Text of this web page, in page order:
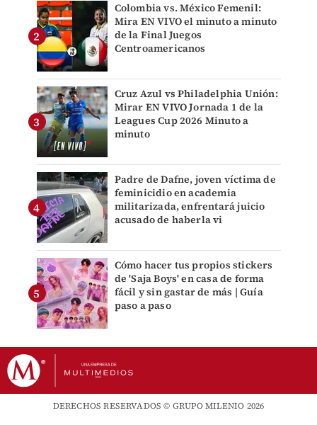
Colombia vs. México Femenil:
Mira EN VIVO el minuto a minuto
de la Final Juegos
Centroamericanos
Cruz Azul vs Philadelphia Unión:
Mirar EN VIVO Jornada 1 de la
Leagues Cup 2026 Minuto a
minuto
Padre de Dafne, joven víctima de
feminicidio en academia
militarizada, enfrentará juicio
acusado de haberla vi
Cómo hacer tus propios stickers
de 'Saja Boys' en casa de forma
fácil y sin gastar de más | Guía
paso a paso
DERECHOS RESERVADOS © GRUPO MILENIO 2026